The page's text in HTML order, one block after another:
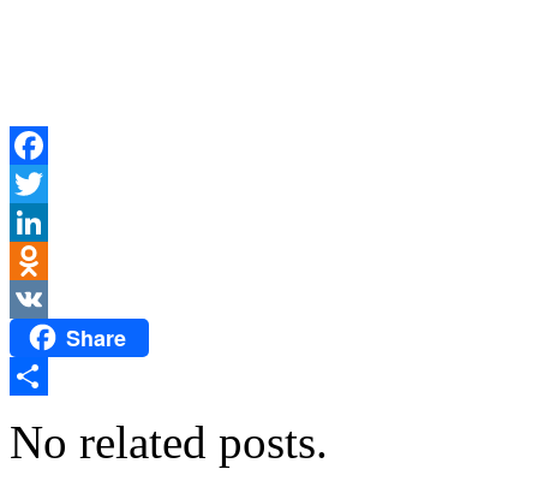
Facebook
Twitter
LinkedIn
Odnoklassniki
VK
Share
No related posts.